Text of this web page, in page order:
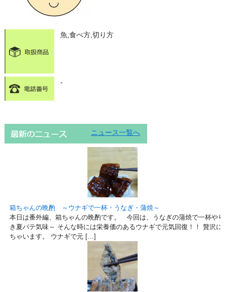
魚,食べ方,切り方
-
ニュース一覧へ
箱ちゃんの晩酌 ～ウナギで一杯・うなぎ・蒲焼～
本日は番外編、箱ちゃんの晩酌です。 今回は、うなぎの蒲焼で一杯や
き夏バテ気味～ そんな時には栄養価のあるウナギで元気回復！！ 贅沢
ちゃいます。 ウナギで元 […]